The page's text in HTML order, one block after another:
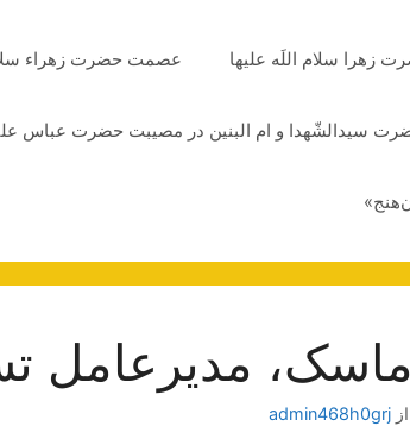
زهرا سلام اللَه علیها عصمت حضرت زهراء سلام
سیدالشّهدا و ام البنین در مصیبت حضرت عباس
ماسک، مدیرعامل
از admin468h0grj